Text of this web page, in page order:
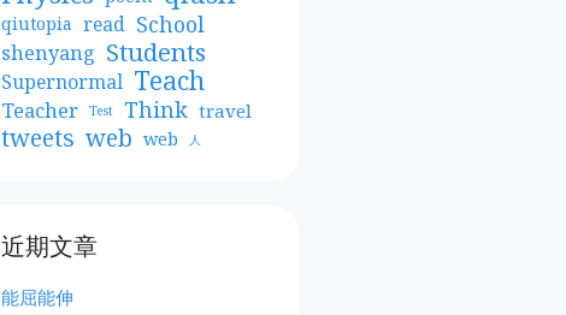
qiutopia read School
shenyang Students
Supernormal Teach
Teacher Test Think travel
tweets web web 人
近期文章
能屈能伸